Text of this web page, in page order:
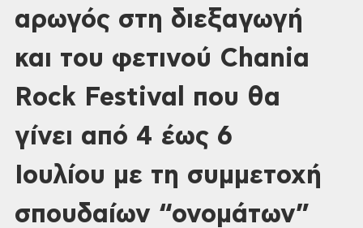
αρωγός στη διεξαγωγή
και του φετινού Chania
Rock Festival που θα
γίνει από 4 έως 6
Ιουλίου με τη συμμετοχή
σπουδαίων “ονομάτων”